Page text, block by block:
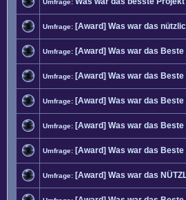
Umfrage:
Umfrage: [Award] Was war das
Umfrage: [Award] Was war das
Umfrage: [Award] Was war das
Umfrage: [Award] Was war das
Umfrage: [Award] Was war das
Umfrage: [Award] Was war das
Umfrage: [Award] Was war das